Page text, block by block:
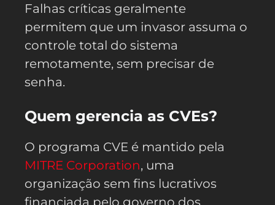
Falhas críticas geralmente
permitem que um invasor assuma o
controle total do sistema
remotamente, sem precisar de
senha.
Quem gerencia as CVEs?
O programa CVE é mantido pela
MITRE Corporation, uma
organização sem fins lucrativos
financiada pelo governo dos